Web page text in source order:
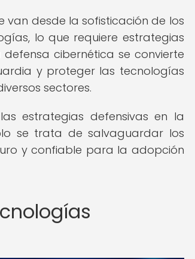
van desde la sofisticación de los
lo que requiere estrategias
cibernética se convierte
y proteger las tecnologías
sectores.
estrategias defensivas en la
se trata de salvaguardar los
y confiable para la adopción